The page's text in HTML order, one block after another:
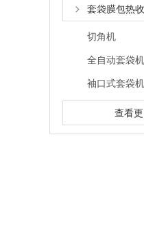
套袋膜包热
切角机
全自动套袋机
袖口式套袋机
查看